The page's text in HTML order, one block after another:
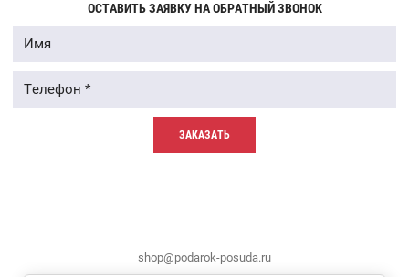
ОСТАВИТЬ ЗАЯВКУ НА ОБРАТНЫЙ ЗВОНОК
ЗАКАЗАТЬ
shop@podarok-posuda.ru